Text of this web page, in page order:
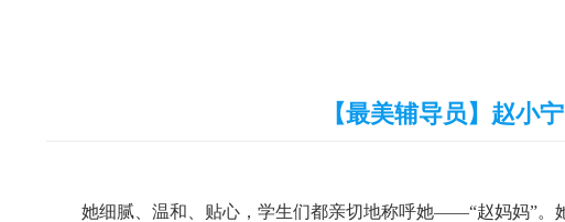
【最美辅导员】赵小
她细腻、温和、贴心，学生们都亲切地称呼她——“赵妈妈”。